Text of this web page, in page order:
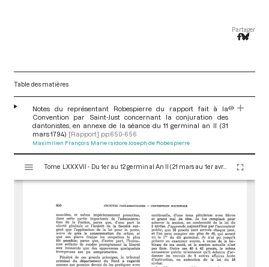
Partager
Table des matières
Notes du représentant Robespierre du rapport fait à la
Convention par Saint-Just concernant la conjuration des
dantonistes, en annexe de la séance du 11 germinal an II (31
mars 1794) [Rapport] pp.650-656
Maximilien François Marie Isidore Joseph de Robespierre
s